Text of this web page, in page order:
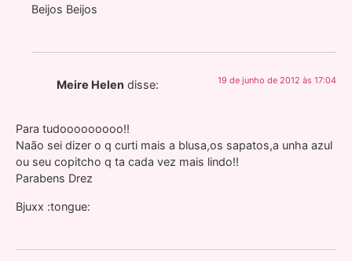
Beijos Beijos
Meire Helen disse: 19 de junho de 2012 às 17:04
Para tudooooooooo!!
Naão sei dizer o q curti mais a blusa,os sapatos,a unha azul
ou seu copitcho q ta cada vez mais lindo!!
Parabens Drez
Bjuxx :tongue: